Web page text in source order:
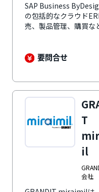
SAP Business
の包括的なクラウド
売、製品管理、購買な
済みのビジネスプロ
アルタイムの分析機
新しい機会に迅速に適
要問合せ
T
il
会社